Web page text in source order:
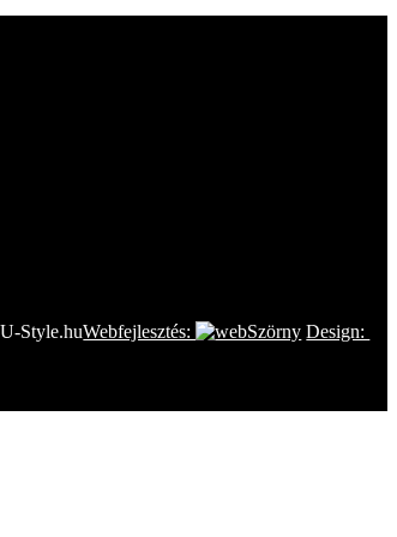
Style.huWebfejlesztés: Design: